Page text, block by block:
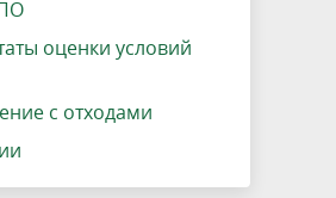
оценки условий
с отходами